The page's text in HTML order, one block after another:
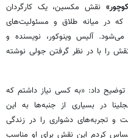
نقش مکسین، یک کارگردان
که در میانه طلاق و مسئولیت‌های
آلیس وینوکور، نویسنده و
نقش را با در نظر گرفتن جولی نوشته
توضیح داد: «به کسی نیاز داشتم که
در بسیاری از جنبه‌ها به این
و تجربه‌های دشواری را در زندگی
کردم این نقش برای او مناسب